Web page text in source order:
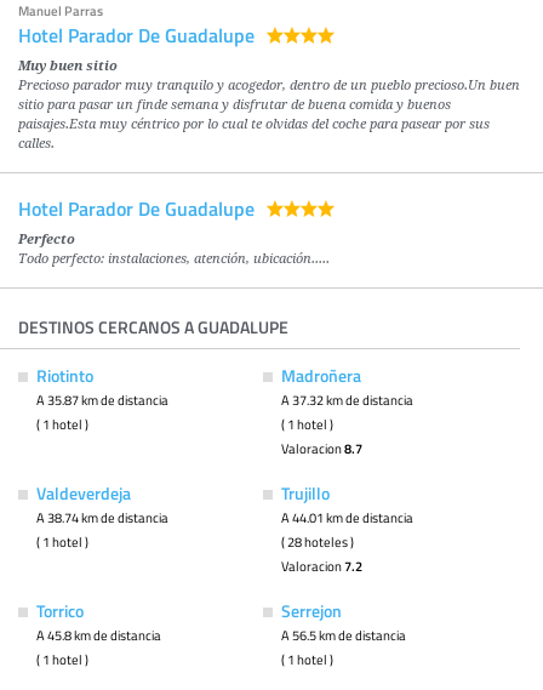
Manuel Parras
Hotel Parador De Guadalupe
Muy buen sitio
Precioso parador muy tranquilo y acogedor, dentro de un pueblo precioso.Un buen
sitio para pasar un finde semana y disfrutar de buena comida y buenos
paisajes.Esta muy céntrico por lo cual te olvidas del coche para pasear por sus
calles.
Hotel Parador De Guadalupe
Perfecto
Todo perfecto: instalaciones, atención, ubicación.....
DESTINOS CERCANOS A GUADALUPE
Riotinto
A 35.87 km de distancia
( 1 hotel )
Madroñera
A 37.32 km de distancia
( 1 hotel )
Valoracion8.7
Valdeverdeja
A 38.74 km de distancia
( 1 hotel )
Trujillo
A 44.01 km de distancia
( 28 hoteles )
Valoracion7.2
Torrico
A 45.8 km de distancia
( 1 hotel )
Serrejon
A 56.5 km de distancia
( 1 hotel )